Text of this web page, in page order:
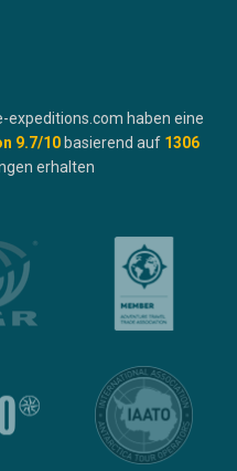
expeditions.com haben eine
9.7/10 basierend auf 1306
erhalten